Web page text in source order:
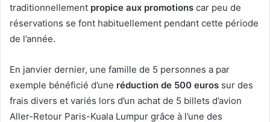
traditionnellement propice aux promotions car peu de
réservations se font habituellement pendant cette période
de l’année.
En janvier dernier, une famille de 5 personnes a par
exemple bénéficié d’une réduction de 500 euros sur des
frais divers et variés lors d’un achat de 5 billets d’avion
Aller-Retour Paris-Kuala Lumpur grâce à l’une des